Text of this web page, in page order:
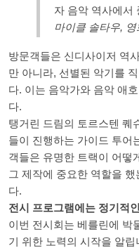
자 음악 역사에서
마이클 솔타우,
방문객들은 신디사이저 역
만 아니라, 선별된 악기를
다. 이는 음악가와 음악 애
다.
탱거린 드림의 토르스텐 퀘
들이 진행하는 가이드 투어
객들은 유명한 트랙이 어떻
그 제작에 중요한 역할을
다.
전시 프로그램에는 정기적
이번 전시회는 베를린에 박
기 위한 노력의 시작을 알